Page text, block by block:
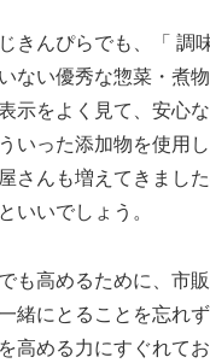
きんぴらでも、「 調
ない優秀な惣菜・煮
示をよく見て、安心
いった添加物を使用
さんも増えてきまし
いいでしょう。
も高めるために、市
緒にとることを忘れ
高める力にすぐれて